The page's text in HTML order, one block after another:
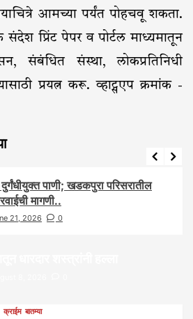
आमच्या पर्यंत पोहचवू शकता.
संदेश प्रिंट पेपर व पोर्टल माध्यमातून
संबंधित संस्था, लोकप्रतिनिधी
प्रयत्न करू. व्हाट्सएप क्रमांक -
पाणी; खडकपुरा परिसरातील
मागणी..
21, 2026 0
क्राईम बातम्या